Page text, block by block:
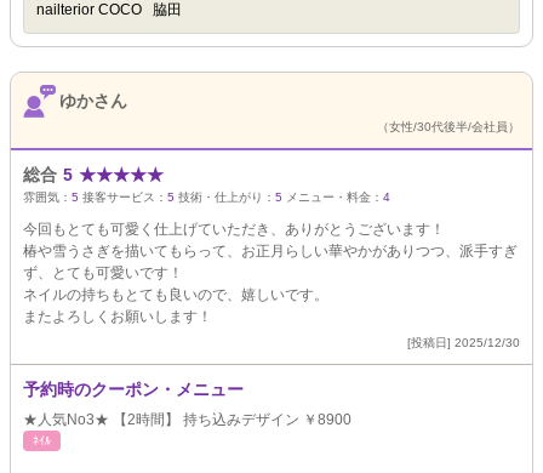
nailterior COCO 脇田
ゆかさん
（女性/30代後半/会社員）
総合 5 ★★★★★
雰囲気： 5 接客サービス： 5 技術・仕上がり： 5 メニュー・料金： 4
今回もとても可愛く仕上げていただき、ありがとうございます！
椿や雪うさぎを描いてもらって、お正月らしい華やかがありつつ、派手すぎ
ず、とても可愛いです！
ネイルの持ちもとても良いので、嬉しいです。
またよろしくお願いします！
[投稿日] 2025/12/30
予約時のクーポン・メニュー
★人気No3★ 【2時間】 持ち込みデザイン ￥8900
ﾈｲﾙ